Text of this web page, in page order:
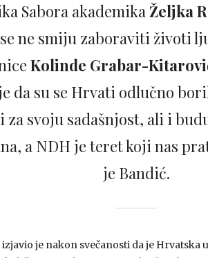
Sabora akademikaŽeljka
ne smiju zaboraviti životi
Kolinde Grabar-
da su se Hrvati odlučno
svoju sadašnjost, ali i
a NDH je teret koji nas
je Bandić.
izjavio je nakon svečanosti da je Hrvatska